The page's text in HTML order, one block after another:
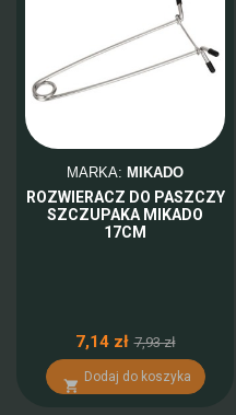
MARKA: MIKADO
ROZWIERACZ DO PASZCZY
SZCZUPAKA MIKADO
17CM
7,14 zł 7,93 zł

Dodaj do koszyka